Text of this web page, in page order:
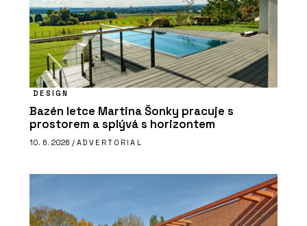
DESIGN
Bazén letce Martina Šonky pracuje s
prostorem a splývá s horizontem
10. 6. 2026 / ADVERTORIAL